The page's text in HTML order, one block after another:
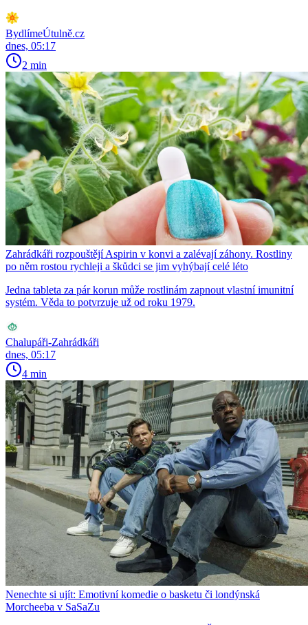
BydlímeÚtulně.cz
dnes, 05:17
2 min
Zahrádkáři rozpouštějí Aspirin v konvi a zalévají záhony. Rostliny
po něm rostou rychleji a škůdci se jim vyhýbají celé léto
Jedna tableta za pár korun může rostlinám zapnout vlastní imunitní
systém. Věda to potvrzuje už od roku 1979.
Chalupáři-Zahrádkáři
dnes, 05:17
4 min
Nenechte si ujít: Emotivní komedie o basketu či londýnská
Morcheeba v SaSaZu